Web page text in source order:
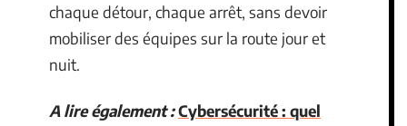
chaque détour, chaque arrêt, sans devoir
mobiliser des équipes sur la route jour et
nuit.
A lire également :Cybersécurité : quel